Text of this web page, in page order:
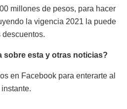
millones de pesos, para hacer
la vigencia 2021 la puede
descuentos.
sobre esta y otras noticias?
en Facebook para enterarte al
instante.